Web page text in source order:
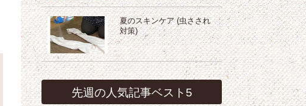
夏のスキンケア (虫さされ
対策)
先週の人気記事ベスト5